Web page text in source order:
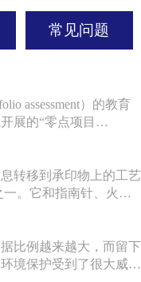
常见问题
assessment）的教育
展的“零点项目
活动。到了1972
转移到承印物上的工艺
。它和指南针、火
术的机械化过程。
德国相继生产了双色快
比例越来越大，而留下
境保护受到了很大威